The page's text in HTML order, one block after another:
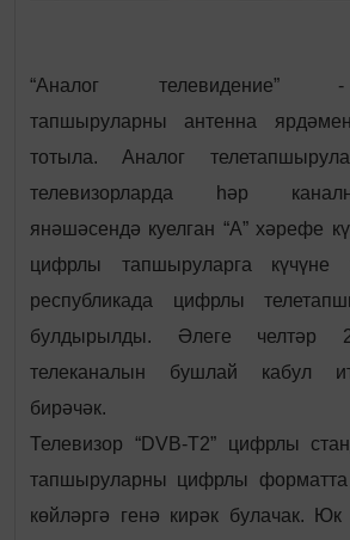
“Аналог телевидение”
тапшыруларны антенна
тотыла. Аналог
телевизорларда һәр
янәшәсендә куелган “А” хәрефе
цифрлы тапшыруларга күчүне
республикада цифрлы
булдырылды. Әлеге челтәр
телеканалын бушлай кабул
бирәчәк.
Телевизор “DVB-Т2” цифрлы
тапшыруларны цифрлы
көйләргә генә кирәк булачак.